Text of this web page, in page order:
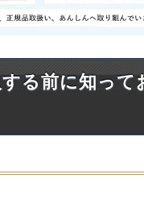
る前に知って